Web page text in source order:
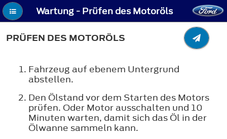
Wartung - Prüfen des Motoröls
PRÜFEN DES MOTORÖLS
Fahrzeug auf ebenem Untergrund
abstellen.
Den Ölstand vor dem Starten des Motors
prüfen. Oder Motor ausschalten und 10
Minuten warten, damit sich das Öl in der
Ölwanne sammeln kann.